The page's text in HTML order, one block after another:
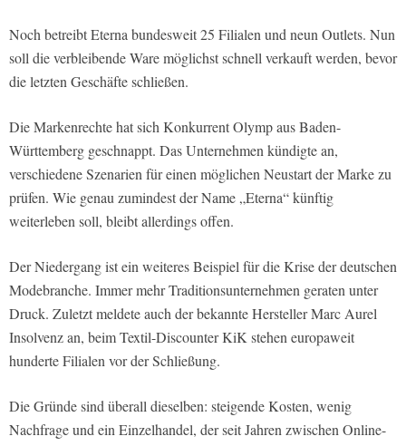
Noch betreibt Eterna bundesweit 25 Filialen und neun Outlets. Nun
soll die verbleibende Ware möglichst schnell verkauft werden, bevor
die letzten Geschäfte schließen.
Die Markenrechte hat sich Konkurrent Olymp aus Baden-
Württemberg geschnappt. Das Unternehmen kündigte an,
verschiedene Szenarien für einen möglichen Neustart der Marke zu
prüfen. Wie genau zumindest der Name „Eterna“ künftig
weiterleben soll, bleibt allerdings offen.
Der Niedergang ist ein weiteres Beispiel für die Krise der deutschen
Modebranche. Immer mehr Traditionsunternehmen geraten unter
Druck. Zuletzt meldete auch der bekannte Hersteller Marc Aurel
Insolvenz an, beim Textil-Discounter KiK stehen europaweit
hunderte Filialen vor der Schließung.
Die Gründe sind überall dieselben: steigende Kosten, wenig
Nachfrage und ein Einzelhandel, der seit Jahren zwischen Online-